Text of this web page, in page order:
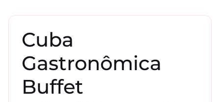
Cuba
Gastronômica
Buffet